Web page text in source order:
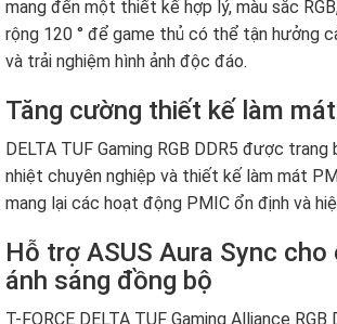
mang đến một thiết kế hợp lý, màu sắc
rộng 120 ° để game thủ có thể tận hưởng
và trải nghiệm hình ảnh độc đáo.
Tăng cường thiết kế làm
DELTA TUF Gaming RGB DDR5 được trang
nhiệt chuyên nghiệp và thiết kế làm mát
mang lại các hoạt động PMIC ổn định và
Hỗ trợ ASUS Aura Sync cho
ánh sáng đồng bộ
T-FORCE DELTA TUF Gaming Alliance